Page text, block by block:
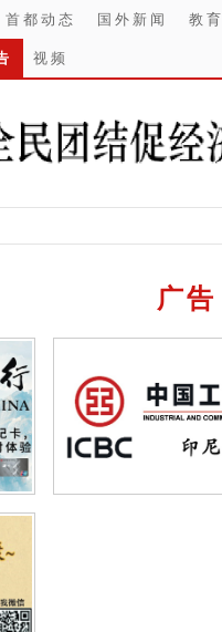
首都动态 国外新闻
教
视频
广告